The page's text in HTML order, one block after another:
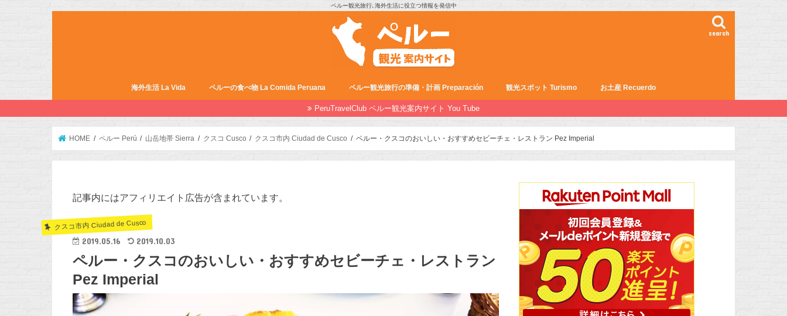
ペルー観光旅行､海外生活に役立つ情報を発信中
search
海外生活 La Vida ペルーの食べ物 La Comida Peruana ペルー観光旅行の準備・計画 Preparación 観光スポット Turismo お土産 Recuerdo
PeruTravelClub ペルー観光案内サイト You Tube
HOME ペルー Perú 山岳地帯 Sierra クスコ Cusco クスコ市内 Ciudad de Cusco ペルー・クスコのおいしい・おすすめセビーチェ・レストラン Pez Imperial
記事内にはアフィリエイト広告が含まれています。
クスコ市内 Ciudad de Cusco
2019.05.16 2019.10.03
ペルー・クスコのおいしい・おすすめセビーチェ・レストラン
Pez Imperial